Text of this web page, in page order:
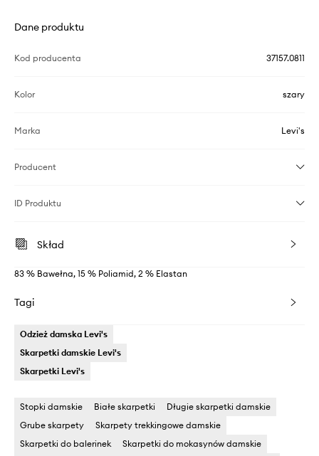
Dane produktu
Kod producenta 37157.0811
Kolor szary
Marka Levi's
Producent
ID Produktu
Skład
83 % Bawełna, 15 % Poliamid, 2 % Elastan
Tagi
Odzież damska Levi's
Skarpetki damskie Levi's
Skarpetki Levi's
Stopki damskie Białe skarpetki
Długie skarpetki damskie
Grube skarpety
Skarpety trekkingowe damskie
Skarpetki do balerinek
Skarpetki do mokasynów damskie